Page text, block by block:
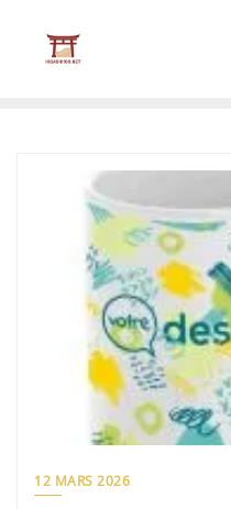
content
12 MARS 2026